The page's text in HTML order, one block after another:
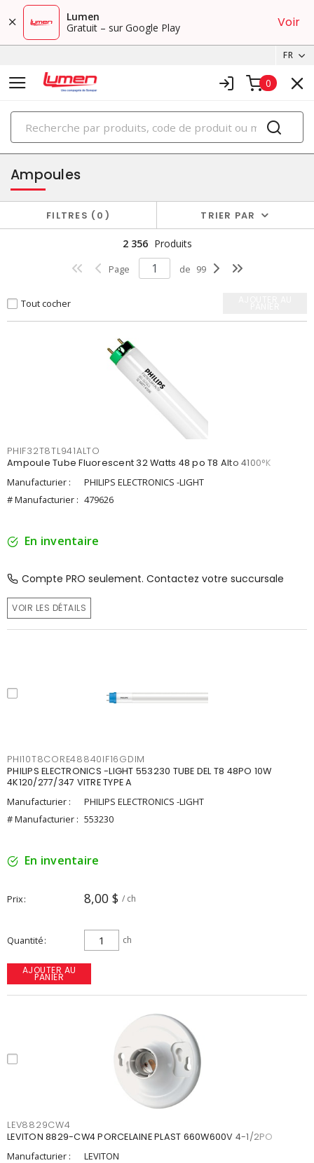
Lumen
Gratuit – sur Google Play
Voir
FR
0
PRODUITS
éclairage
Ampoules
FILTRES 0 TRIER PAR
2 356 Produits
Page de 99
Tout cocher
PHIF32T8TL941ALTO
Ampoule Tube Fluorescent 32 Watts 48 po T8 Alto 4100°K
Manufacturier :
PHILIPS ELECTRONICS -LIGHT
# Manufacturier : 479626
En inventaire
Compte PRO seulement. Contactez votre succursale
VOIR LES DÉTAILS
PHI10T8CORE48840IF16GDIM
PHILIPS ELECTRONICS -LIGHT 553230 TUBE DEL T8 48PO 10W
4K120/277/347 VITRE TYPE A
Manufacturier :
PHILIPS ELECTRONICS -LIGHT
# Manufacturier : 553230
En inventaire
Prix 8,00 $ / ch
Quantité ch
AJOUTER AU
PANIER
LEV8829CW4
LEVITON 8829-CW4 PORCELAINE PLAST 660W600V 4-1/2PO
Manufacturier :
LEVITON